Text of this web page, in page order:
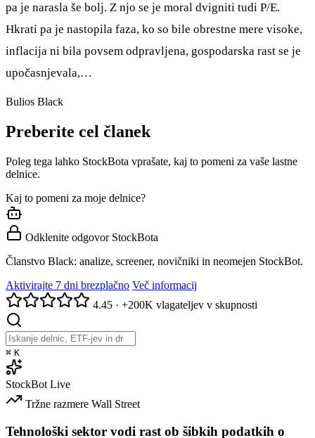
pa je narasla še bolj. Z njo se je moral dvigniti tudi P/E.
Hkrati pa je nastopila faza, ko so bile obrestne mere visoke,
inflacija ni bila povsem odpravljena, gospodarska rast se je
upočasnjevala,…
Bulios Black
Preberite cel članek
Poleg tega lahko StockBota vprašate, kaj to pomeni za vaše lastne
delnice.
Kaj to pomeni za moje delnice?
Odklenite odgovor StockBota
Članstvo Black: analize, screener, novičniki in neomejen StockBot.
Aktivirajte 7 dni brezplačno Več informacij
4.45 · +200K vlagateljev v skupnosti
⌘ K
StockBot Live
Tržne razmere Wall Street
Tehnološki sektor vodi rast ob šibkih podatkih o